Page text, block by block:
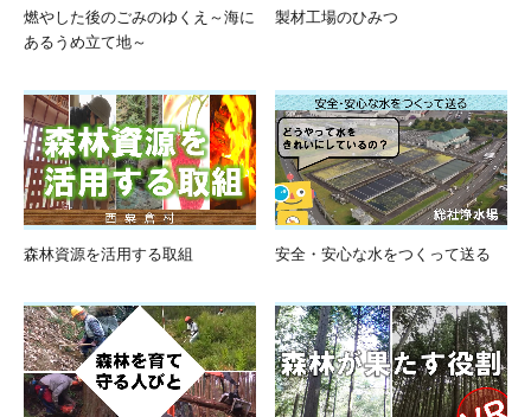
燃やした後のごみのゆくえ～海に
あるうめ立て地～
製材工場のひみつ
森林資源を活用する取組 安全・安心な水をつくって送る